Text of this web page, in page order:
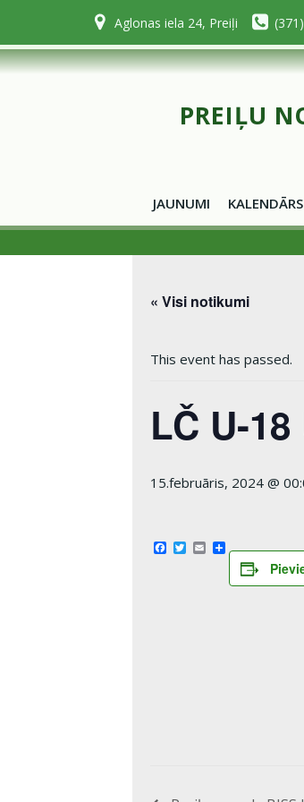
content
Aglonas iela 24, Preiļi
PREIĻU
JAUNUMI KALENDĀRS
« Visi notikumi
This event has passed.
LČ U-
15.februāris, 2024 @
Facebook
Twitter
EmailShare